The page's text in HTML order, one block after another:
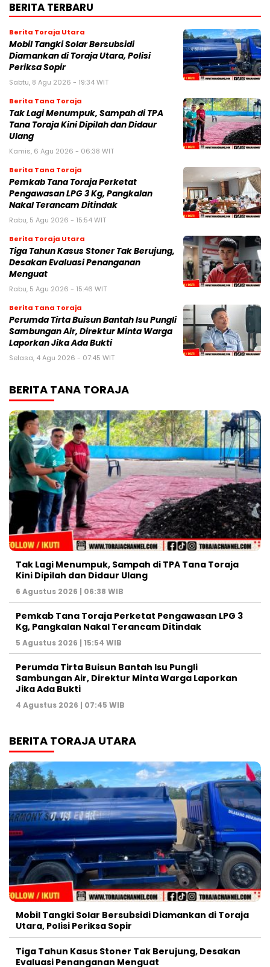
BERITA TERBARU
Berita Toraja Utara
Mobil Tangki Solar Bersubsidi
Diamankan di Toraja Utara, Polisi
Periksa Sopir
Sabtu, 8 Agu 2026 - 19:34 WIT
Berita Tana Toraja
Tak Lagi Menumpuk, Sampah di TPA
Tana Toraja Kini Dipilah dan Didaur
Ulang
Kamis, 6 Agu 2026 - 06:38 WIT
Berita Tana Toraja
Pemkab Tana Toraja Perketat
Pengawasan LPG 3 Kg, Pangkalan
Nakal Terancam Ditindak
Rabu, 5 Agu 2026 - 15:54 WIT
Berita Toraja Utara
Tiga Tahun Kasus Stoner Tak Berujung,
Desakan Evaluasi Penanganan
Menguat
Rabu, 5 Agu 2026 - 15:46 WIT
Berita Tana Toraja
Perumda Tirta Buisun Bantah Isu Pungli
Sambungan Air, Direktur Minta Warga
Laporkan Jika Ada Bukti
Selasa, 4 Agu 2026 - 07:45 WIT
BERITA TANA TORAJA
Tak Lagi Menumpuk, Sampah di TPA Tana Toraja
Kini Dipilah dan Didaur Ulang
6 Agustus 2026 | 06:38 WIB
Pemkab Tana Toraja Perketat Pengawasan LPG 3
Kg, Pangkalan Nakal Terancam Ditindak
5 Agustus 2026 | 15:54 WIB
Perumda Tirta Buisun Bantah Isu Pungli
Sambungan Air, Direktur Minta Warga Laporkan
Jika Ada Bukti
4 Agustus 2026 | 07:45 WIB
BERITA TORAJA UTARA
Mobil Tangki Solar Bersubsidi Diamankan di Toraja
Utara, Polisi Periksa Sopir
Tiga Tahun Kasus Stoner Tak Berujung, Desakan
Evaluasi Penanganan Menguat